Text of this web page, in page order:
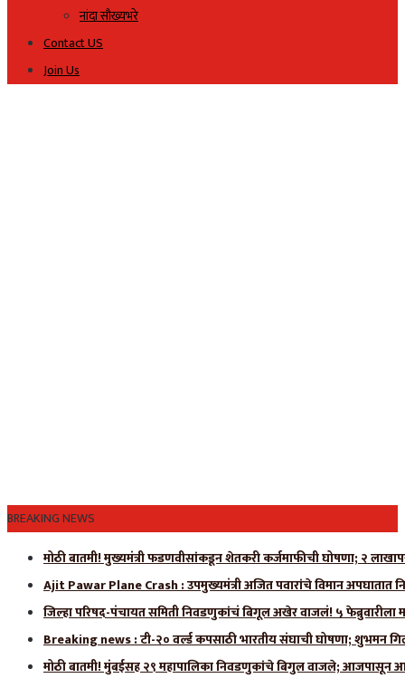
नांदा सौख्यभरे
Contact US
Join Us
BREAKING NEWS
मोठी बातमी! मुख्यमंत्री फडणवीसांकडून शेतकरी कर्जमाफीची घोषणा; २
Ajit Pawar Plane Crash : उपमुख्यमंत्री अजित पवारांचे विमान अपघातात
जिल्हा परिषद-पंचायत समिती निवडणुकांचं बिगूल अखेर वाजलं! ५ फेब्रुवारीला
Breaking news : टी-२० वर्ल्ड कपसाठी भारतीय संघाची घोषणा; शुभमन
मोठी बातमी! मुंबईसह २९ महापालिका निवडणुकांचे बिगुल वाजले; आजपासून